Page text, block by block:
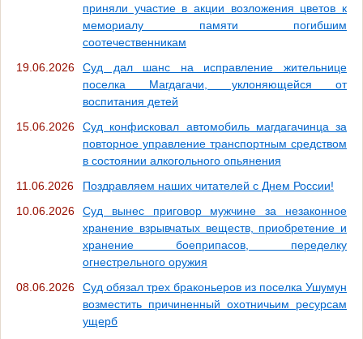
приняли участие в акции возложения цветов к
мемориалу памяти погибшим
соотечественникам
19.06.2026
Суд дал шанс на исправление жительнице
поселка Магдагачи, уклоняющейся от
воспитания детей
15.06.2026
Суд конфисковал автомобиль магдагачинца за
повторное управление транспортным средством
в состоянии алкогольного опьянения
11.06.2026
Поздравляем наших читателей с Днем России!
10.06.2026
Суд вынес приговор мужчине за незаконное
хранение взрывчатых веществ, приобретение и
хранение боеприпасов, переделку
огнестрельного оружия
08.06.2026
Суд обязал трех браконьеров из поселка Ушумун
возместить причиненный охотничьим ресурсам
ущерб